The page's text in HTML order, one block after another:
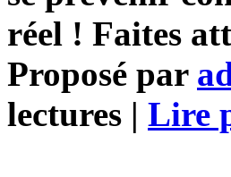
réel ! Faites
Proposé par
lectures | Lire